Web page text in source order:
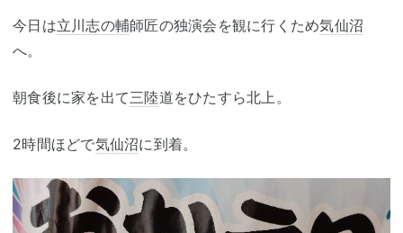
今日は立川志の輔師匠の独演会を観に行くため気仙沼
へ。
朝食後に家を出て三陸道をひたすら北上。
2時間ほどで気仙沼に到着。